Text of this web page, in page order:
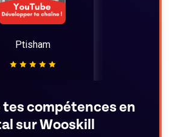
tes compétences en
sur Wooskill
Ptisham